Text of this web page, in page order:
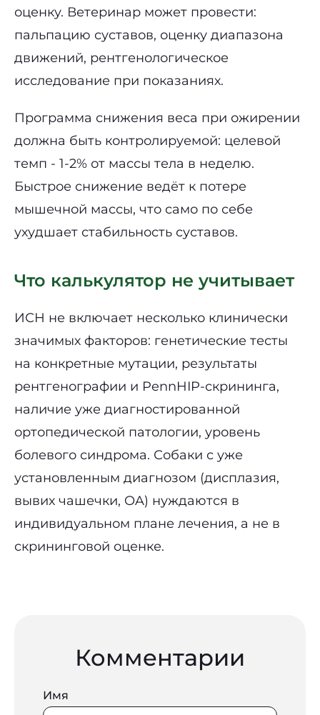
оценку. Ветеринар может провести:
пальпацию суставов, оценку диапазона
движений, рентгенологическое
исследование при показаниях.
Программа снижения веса при ожирении
должна быть контролируемой: целевой
темп - 1-2% от массы тела в неделю.
Быстрое снижение ведёт к потере
мышечной массы, что само по себе
ухудшает стабильность суставов.
Что калькулятор не учитывает
ИСН не включает несколько клинически
значимых факторов: генетические тесты
на конкретные мутации, результаты
рентгенографии и PennHIP-скрининга,
наличие уже диагностированной
ортопедической патологии, уровень
болевого синдрома. Собаки с уже
установленным диагнозом (дисплазия,
вывих чашечки, OA) нуждаются в
индивидуальном плане лечения, а не в
скрининговой оценке.
Комментарии
Имя